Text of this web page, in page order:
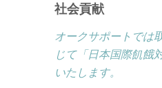
社会貢献
オークサポートでは
じて「日本国際飢餓
いたします。